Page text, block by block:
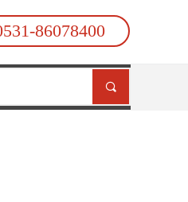
86078400
끠